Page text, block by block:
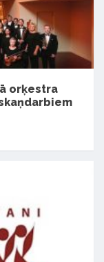
orķestra